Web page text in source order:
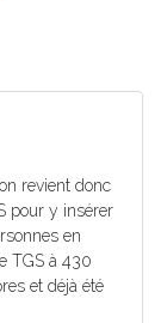
revient donc
pour y insérer
en
TGS à 430
et déjà été